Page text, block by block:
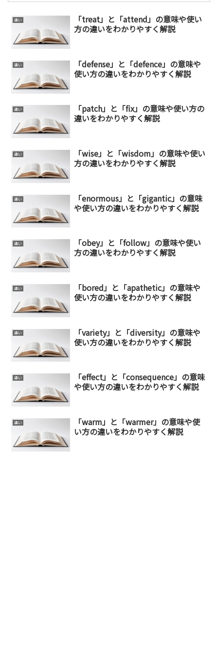
違い
「treat」と「attend」の意味や使い
方の違いをわかりやすく解説
違い
「defense」と「defence」の意味や
使い方の違いをわかりやすく解説
違い
「patch」と「fix」の意味や使い方の
違いをわかりやすく解説
違い
「wise」と「wisdom」の意味や使い
方の違いをわかりやすく解説
違い
「enormous」と「gigantic」の意味
や使い方の違いをわかりやすく解説
違い
「obey」と「follow」の意味や使い
方の違いをわかりやすく解説
違い
「bored」と「apathetic」の意味や
使い方の違いをわかりやすく解説
違い
「variety」と「diversity」の意味や
使い方の違いをわかりやすく解説
違い
「effect」と「consequence」の意味
や使い方の違いをわかりやすく解説
違い
「warm」と「warmer」の意味や使
い方の違いをわかりやすく解説